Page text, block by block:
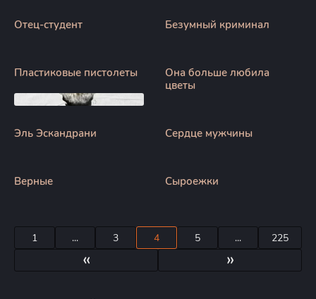
Отец-студент Безумный криминал
Пластиковые пистолеты
Она больше любила
цветы
Эль Эскандрани Сердце мужчины
Верные Сыроежки
«
1 ... 3 4 5 ... 225
»